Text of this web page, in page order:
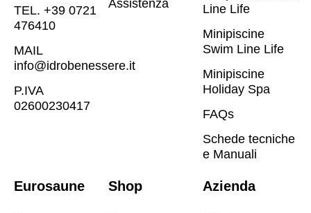
TEL. +39 0721
476410​
MAIL
info@idrobenessere.it
P.IVA
02600230417​
Assistenza
Line Life
Minipiscine
Swim Line Life
Minipiscine
Holiday Spa
FAQs
Schede tecniche
e Manuali
Eurosaune Shop Azienda